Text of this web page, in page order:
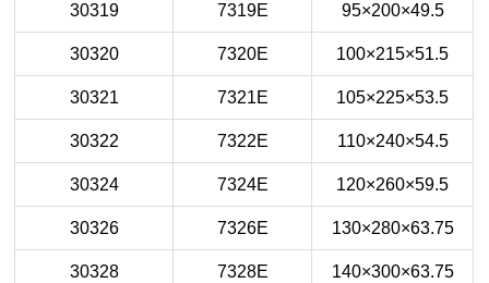
30319 7319E 95×200×49.5
30320 7320E 100×215×51.5
30321 7321E 105×225×53.5
30322 7322E 110×240×54.5
30324 7324E 120×260×59.5
30326 7326E 130×280×63.75
30328 7328E 140×300×63.75